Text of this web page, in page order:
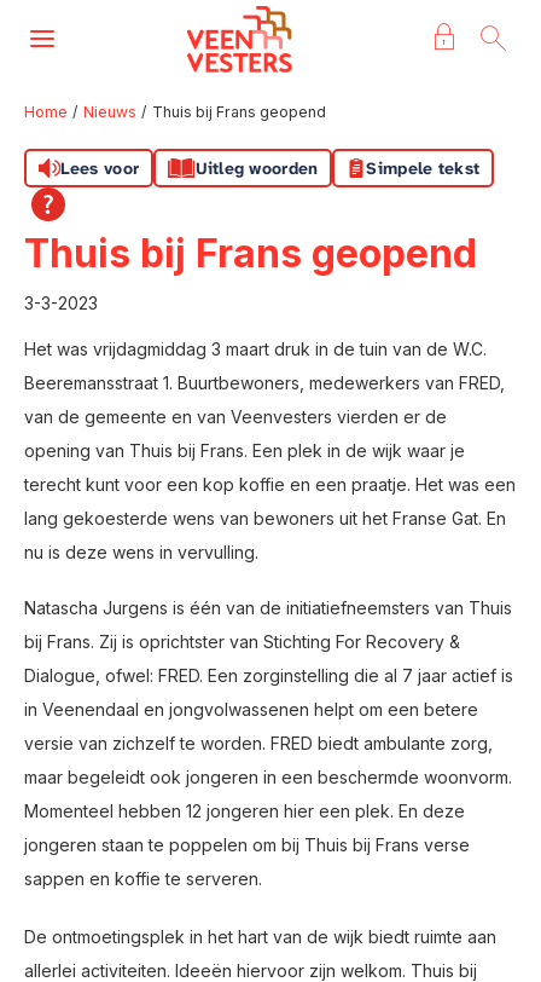
Naar hoofdinhoud
Naar hoofdnavigatiemenu
Naar zoeken
Naar de homepage
Ga naar Hoofd
Home Nieuws Thuis bij Frans geopend
Lees voor Uitleg woorden Simpele tekst
Thuis bij Frans geopend
3-3-2023
Het was vrijdagmiddag 3 maart druk in de tuin van de W.C.
Beeremansstraat 1. Buurtbewoners, medewerkers van FRED,
van de gemeente en van Veenvesters vierden er de
opening van Thuis bij Frans. Een plek in de wijk waar je
terecht kunt voor een kop koffie en een praatje. Het was een
lang gekoesterde wens van bewoners uit het Franse Gat. En
nu is deze wens in vervulling.
Natascha Jurgens is één van de initiatiefneemsters van Thuis
bij Frans. Zij is oprichtster van Stichting For Recovery &
Dialogue, ofwel: FRED. Een zorginstelling die al 7 jaar actief is
in Veenendaal en jongvolwassenen helpt om een betere
versie van zichzelf te worden. FRED biedt ambulante zorg,
maar begeleidt ook jongeren in een beschermde woonvorm.
Momenteel hebben 12 jongeren hier een plek. En deze
jongeren staan te poppelen om bij Thuis bij Frans verse
sappen en koffie te serveren.
De ontmoetingsplek in het hart van de wijk biedt ruimte aan
allerlei activiteiten. Ideeën hiervoor zijn welkom. Thuis bij